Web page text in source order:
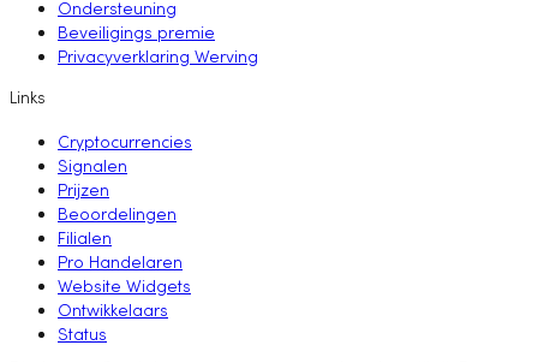
Ondersteuning
Beveiligings premie
Privacyverklaring Werving
Links
Cryptocurrencies
Signalen
Prijzen
Beoordelingen
Filialen
Pro Handelaren
Website Widgets
Ontwikkelaars
Status